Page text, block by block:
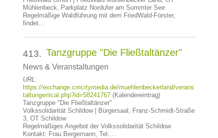
Mühlenbeck, Parkplatz Nordufer am Summter See
Regelmäßige Waldführung mit dem FriedWald-Förster,
findet…
413. Tanzgruppe "Die Fließtaltänzer"
News & Veranstaltungen
URL:
https://exchange.cmcitymedia.de/muehlenbeckerland/verans
taltungenIcal.php?id=58241767(Kalendereintrag)
Tanzgruppe "Die Fließtaltänzer"
Volkssolidarität Schildow | Bürgersaal, Franz-Schmidt-Straße
3, OT Schildow
Regelmäßiges Angebot der Volkssolidarität Schildow
Kontakt: Frau Bergemann, Tel.…